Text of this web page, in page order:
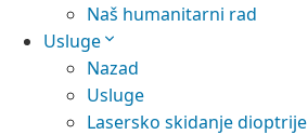
Naš humanitarni rad
Usluge
Nazad
Usluge
Lasersko skidanje dioptrije